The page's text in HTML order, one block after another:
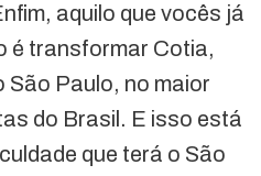
aquilo que vocês já
é transformar Cotia,
São Paulo, no maior
do Brasil. E isso está
que terá o São